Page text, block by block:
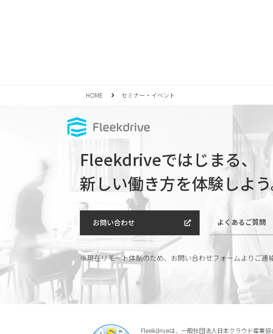
HOME セミナー・イベント
Fleekdriveではじまる、
新しい働き方を体験しよ
お問い合わせ よくあるご質問
※現在リモート体制のため、 お問い合わせフォームよりご連
Fleekdriveは、一般社団法人日本クラウド産業